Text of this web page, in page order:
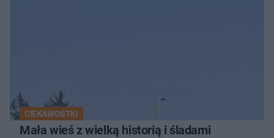
CIEKAWOSTKI
Mała wieś z wielką historią i śladami